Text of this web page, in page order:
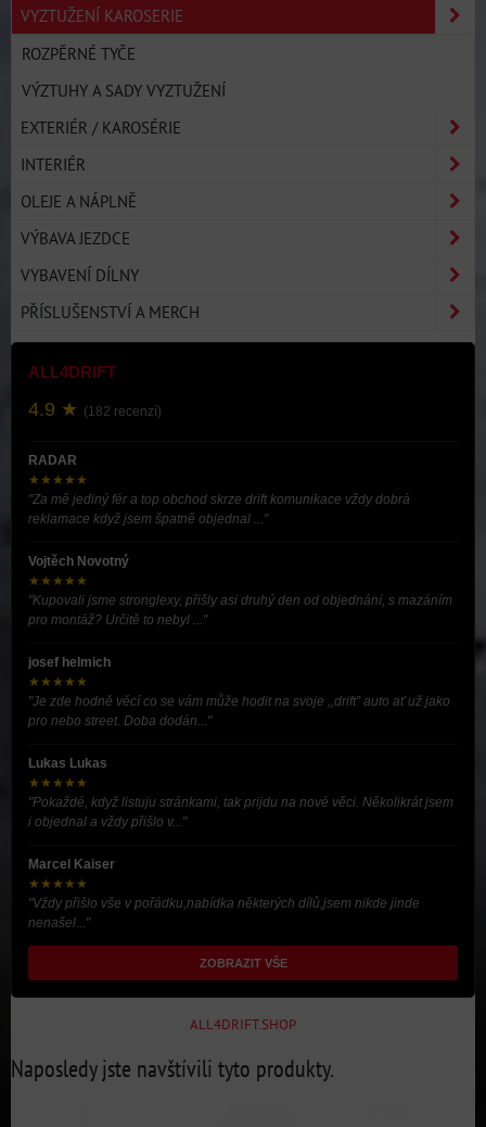
VYZTUŽENÍ KAROSERIE
ROZPĚRNÉ TYČE
VÝZTUHY A SADY VYZTUŽENÍ
EXTERIÉR / KAROSÉRIE
INTERIÉR
OLEJE A NÁPLNĚ
VÝBAVA JEZDCE
VYBAVENÍ DÍLNY
PŘÍSLUŠENSTVÍ A MERCH
ALL4DRIFT
4.9 ★ (182 recenzí)
RADAR
★★★★★
"Za mě jediný fér a top obchod skrze drift komunikace vždy dobrá
reklamace když jsem špatně objednal ..."
Vojtěch Novotný
★★★★★
"Kupovali jsme stronglexy, přišly asi druhý den od objednání, s mazáním
pro montáž? Určitě to nebyl ..."
josef helmich
★★★★★
"Je zde hodně věcí co se vám může hodit na svoje ,,drift” auto ať už jako
pro nebo street. Doba dodán..."
Lukas Lukas
★★★★★
"Pokaždé, když listuju stránkami, tak prijdu na nové věci. Několikrát jsem
i objednal a vždy přišlo v..."
Marcel Kaiser
★★★★★
"Vždy přišlo vše v pořádku,nabídka některých dílů,jsem nikde jinde
nenašel..."
ZOBRAZIT VŠE
ALL4DRIFT.SHOP
Naposledy jste navštívili tyto produkty.